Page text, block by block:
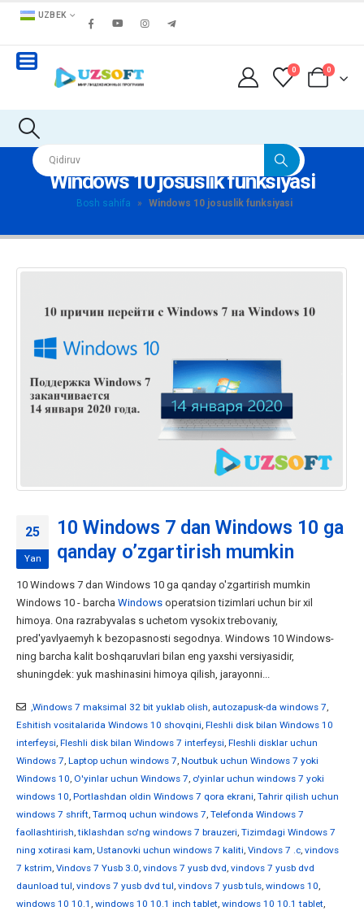
UZBEK
0 0
Windows 10 josuslik funksiyasi
Bosh sahifa » Windows 10 josuslik funksiyasi
25
Yan
10 Windows 7 dan Windows 10 ga
qanday o’zgartirish mumkin
10 Windows 7 dan Windows 10 ga qanday o'zgartirish mumkin
Windows 10 - barcha Windows operatsion tizimlari uchun bir xil
himoya. Ona razrabyvalas s uchetom vysokix trebovaniy,
pred'yavlyaemyh k bezopasnosti segodnya. Windows 10 Windows-
ning barcha kalit boshqaruvlari bilan eng yaxshi versiyasidir,
shuningdek: yuk mashinasini himoya qilish, jarayonni...
,Windows 7 maksimal 32 bit yuklab olish, autozapusk-da windows 7,
Eshitish vositalarida Windows 10 shovqini, Fleshli disk bilan Windows 10
interfeysi, Fleshli disk bilan Windows 7 interfeysi, Fleshli disklar uchun
Windows 7, Laptop uchun windows 7, Noutbuk uchun Windows 7 yoki
Windows 10, O'yinlar uchun Windows 7, o'yinlar uchun windows 7 yoki
windows 10, Portlashdan oldin Windows 7 qora ekrani, Tahrir qilish uchun
windows 7 shrift, Tarmoq uchun windows 7, Telefonda Windows 7
faollashtirish,tiklashdan so'ng windows 7 brauzeri, Tizimdagi Windows 7
ning xotirasi kam, Ustanovki uchun windows 7 kaliti, Vindovs 7 .c, vindovs
7 kstrim, Vindovs 7 Yusb 3.0, vindovs 7 yusb dvd, vindovs 7 yusb dvd
daunload tul, vindovs 7 yusb dvd tul, vindovs 7 yusb tuls, windows 10,
windows 10 10.1 , windows 10 10.1 inch tablet, windows 10 10.1 tablet,